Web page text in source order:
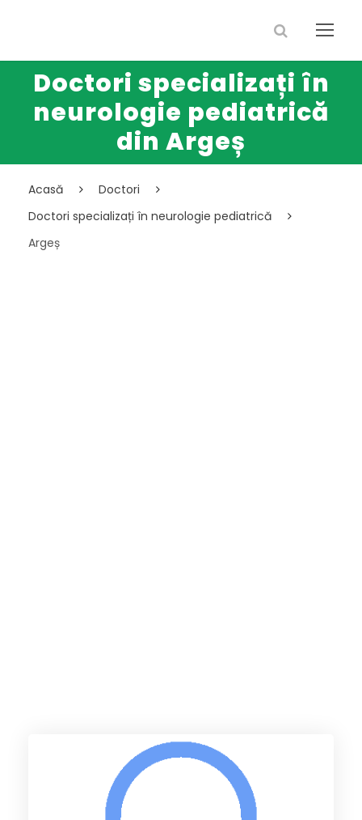
Doctori specializați în
neurologie pediatrică
din Argeș
Acasă
Doctori
Doctori specializați în neurologie pediatrică
Argeș